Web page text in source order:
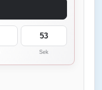
53
Sek